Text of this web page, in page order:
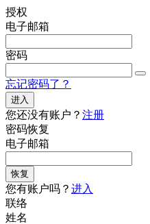
授权
电子邮箱
密码
忘记密码了？
进入
您还没有账户？ 注册
密码恢复
电子邮箱
恢复
您有账户吗？ 进入
联络
姓名